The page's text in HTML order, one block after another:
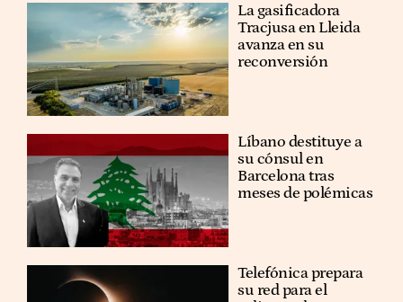
La gasificadora
Tracjusa en Lleida
avanza en su
reconversión
Líbano destituye a
su cónsul en
Barcelona tras
meses de polémicas
Telefónica prepara
su red para el